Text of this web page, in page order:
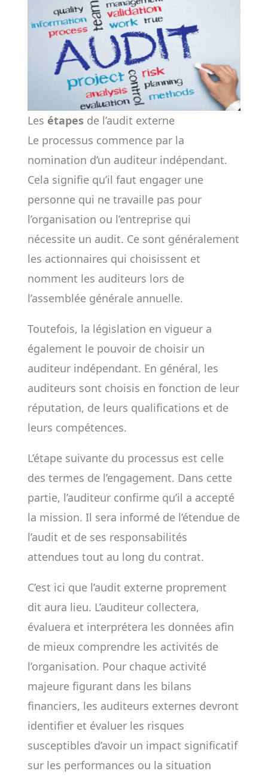
Les étapesde l’audit externe
Le processus commence par la
nomination d’un auditeur indépendant.
Cela signifie qu’il faut engager une
personne qui ne travaille pas pour
l’organisation ou l’entreprise qui
nécessite un audit. Ce sont généralement
les actionnaires qui choisissent et
nomment les auditeurs lors de
l’assemblée générale annuelle.
Toutefois, la législation en vigueur a
également le pouvoir de choisir un
auditeur indépendant. En général, les
auditeurs sont choisis en fonction de leur
réputation, de leurs qualifications et de
leurs compétences.
L’étape suivante du processus est celle
des termes de l’engagement. Dans cette
partie, l’auditeur confirme qu’il a accepté
la mission. Il sera informé de l’étendue de
l’audit et de ses responsabilités
attendues tout au long du contrat.
C’est ici que l’audit externe proprement
dit aura lieu. L’auditeur collectera,
évaluera et interprétera les données afin
de mieux comprendre les activités de
l’organisation. Pour chaque activité
majeure figurant dans les bilans
financiers, les auditeurs externes devront
identifier et évaluer les risques
susceptibles d’avoir un impact significatif
sur les performances ou la situation